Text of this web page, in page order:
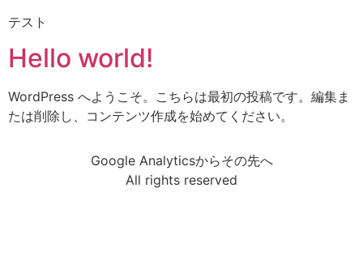
テスト
Hello world!
WordPress へようこそ。こちらは最初の投稿です。編集ま
たは削除し、コンテンツ作成を始めてください。
Google Analyticsからその先へ
All rights reserved